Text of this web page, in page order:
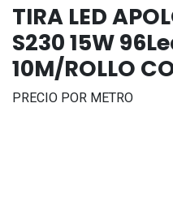
TIRA LED
S230 15W
10M/ROLLO
PRECIO POR METRO